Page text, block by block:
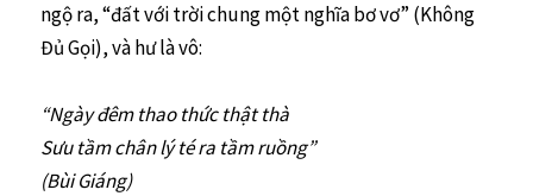
ngộ ra, “đất với trời chung một nghĩa bơ vơ” (Không
Đủ Gọi), và hư là vô:
“Ngày đêm thao thức thật thà
Sưu tầm chân lý té ra tầm ruồng”
(Bùi Giáng)